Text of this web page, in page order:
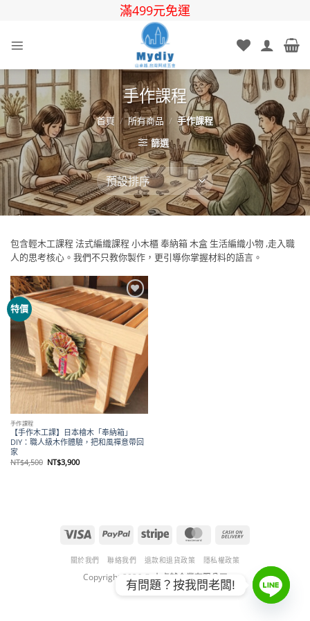
滿499元免運
手作課程
首頁 / 所有商品 / 手作課程
篩選
包含輕木工課程 法式編織課程 小木櫃 奉納箱 木盒 生活編織小物 ,走入職
人的思考核心。我們不只教你製作，更引導你掌握材料的語言。
特價
Add to
wishlist
手作課程
【手作木工課】日本檜木「奉納箱」
DIY：職人級木作體驗，把和風禪意帶回
家
NT$4,500 原
NT$3,900目
Visa PayPal Stripe MasterCard
關於我們 聯絡我們 退款和退貨政策 隱私權政策
Copyright 2026 ©山卓越企業有限公司
有問題？按我問老闆!